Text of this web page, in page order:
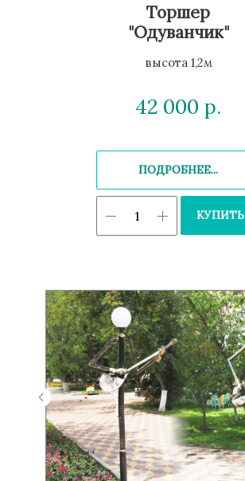
Торшер
"Одуванчик"
высота 1,2м
42 000 р.
ПОДРОБНЕЕ...
КУПИТЬ